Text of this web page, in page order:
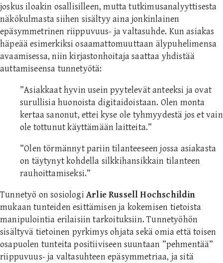
joskus iloakin osallisilleen, mutta tutkimusanalyyttisesta
näkökulmasta siihen sisältyy aina jonkinlainen
epäsymmetrinen riippuvuus- ja valtasuhde. Kun asiakas
häpeää esimerkiksi osaamattomuuttaan älypuhelimensa
avaamisessa, niin kirjastonhoitaja saattaa yhdistää
auttamiseensa tunnetyötä:
”Asiakkaat hyvin usein pyytelevät anteeksi ja ovat
surullisia huonoista digitaidoistaan. Olen monta
kertaa sanonut, ettei kyse ole tyhmyydestä jos et vain
ole tottunut käyttämään laitteita.”
”Olen törmännyt pariin tilanteeseen jossa asiakasta
on täytynyt kohdella silkkihansikkain tilanteen
rauhoittamiseksi.”
Tunnetyö on sosiologi Arlie Russell Hochschildin
mukaan tunteiden esittämisen ja kokemisen tietoista
manipulointia erilaisiin tarkoituksiin. Tunnetyöhön
sisältyvä tietoinen pyrkimys ohjata sekä omia että toisen
osapuolen tunteita positiiviseen suuntaan ”pehmentää”
riippuvuus- ja valtasuhteen epäsymmetriaa, ja sitä